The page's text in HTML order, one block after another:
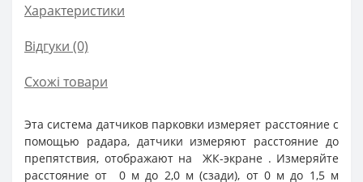
Характеристики
Відгуки (0)
Схожі товари
Эта система датчиков парковки измеряет расстояние с
помощью радара, датчики измеряют расстояние до
препятствия, отображают на ЖК-экране . Измеряйте
расстояние от 0 м до 2,0 м (сзади), от 0 м до 1,5 м